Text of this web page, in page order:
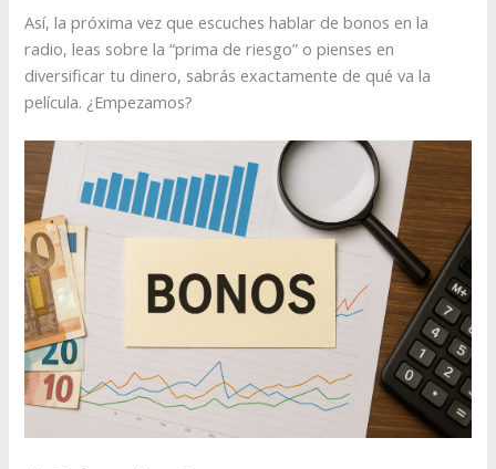
Así, la próxima vez que escuches hablar de bonos en la
radio, leas sobre la “prima de riesgo” o pienses en
diversificar tu dinero, sabrás exactamente de qué va la
película. ¿Empezamos?